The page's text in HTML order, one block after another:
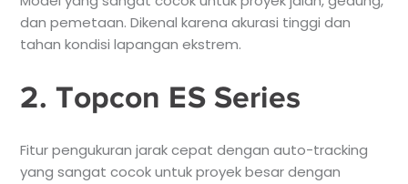
dan pemetaan. Dikenal karena akurasi tinggi dan
tahan kondisi lapangan ekstrem.
2. Topcon ES Series
Fitur pengukuran jarak cepat dengan auto-tracking
yang sangat cocok untuk proyek besar dengan